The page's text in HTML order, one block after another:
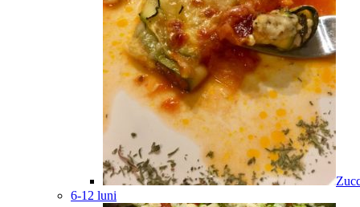
6-12 luni